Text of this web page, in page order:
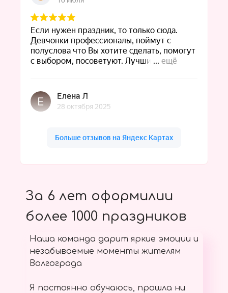
За 6 лет оформилии
более 1000 праздников
Наша команда дарит яркие эмоции и
незабываемые моменты жителям
Волгограда
Я постоянно обучаюсь, прошла ни